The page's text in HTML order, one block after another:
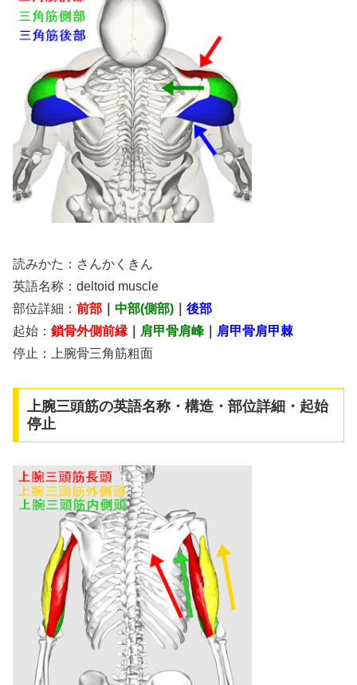
読みかた：さんかくきん
英語名称：deltoid muscle
部位詳細： 前部 中部(側部)
後部
起始： 鎖骨外側前縁 肩甲骨肩峰｜
肩甲骨肩甲棘
停止：上腕骨三角筋粗面
上腕三頭筋の英語名称・構造・部位詳細・起始
停止